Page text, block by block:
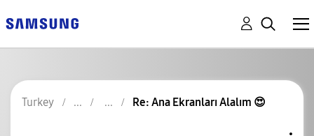
Turkey Re: Ana Ekranları Alalım 😍